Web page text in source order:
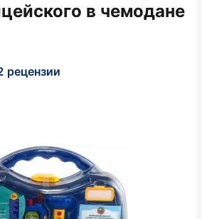
в чемодане
рецензии